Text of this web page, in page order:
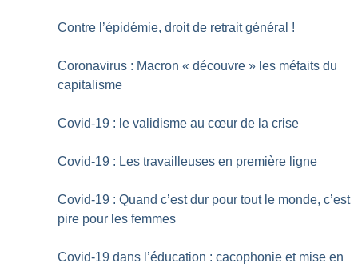
Contre l’épidémie, droit de retrait général !
Coronavirus : Macron « découvre » les méfaits du
capitalisme
Covid-19 : le validisme au cœur de la crise
Covid-19 : Les travailleuses en première ligne
Covid-19 : Quand c’est dur pour tout le monde, c’est
pire pour les femmes
Covid-19 dans l’éducation : cacophonie et mise en